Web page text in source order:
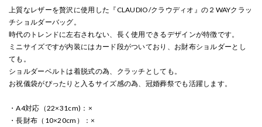
上質なレザーを贅沢に使用した『CLAUDIO/クラウディオ』の２WAYクラッ
チショルダーバッグ。
時代のトレンドに左右されない、長く使用できるデザインが特徴です。
ミニサイズですが内装にはカード段がついており、お財布ショルダーとし
ても。
ショルダーベルトは着脱式の為、クラッチとしても。
お祝儀袋がぴったりと入るサイズ感の為、冠婚葬祭でも活躍します。
・A4対応（22×31cm)：×
・長財布（10×20cm）：×